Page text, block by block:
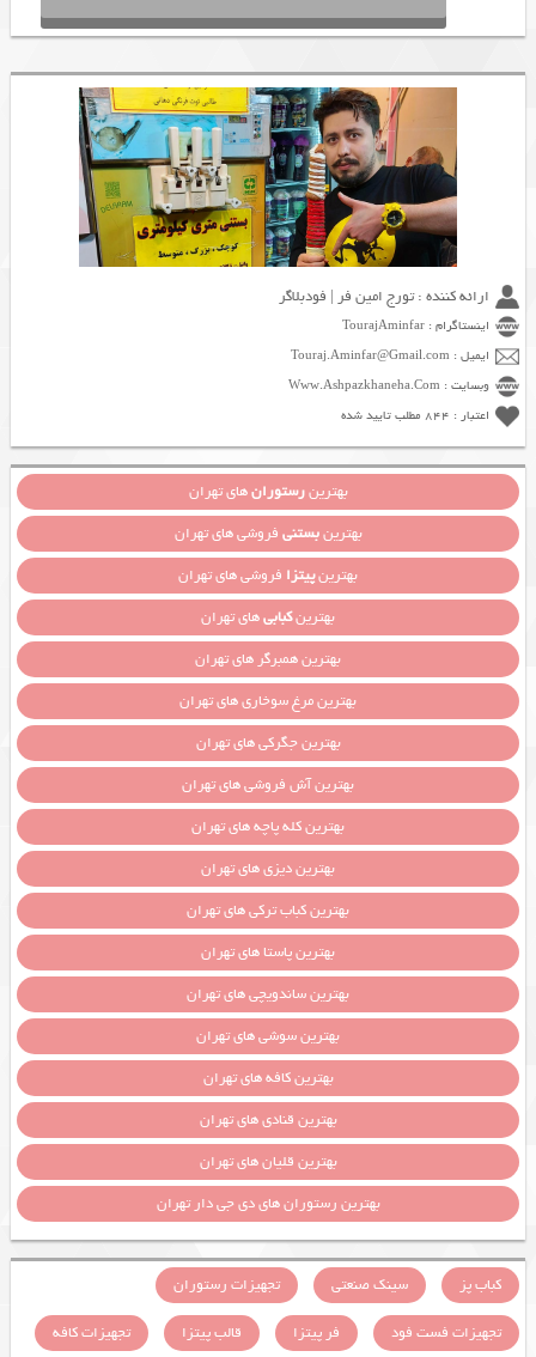
ارائه کننده : تورج امین فر | فودبلاگر
اینستاگرام : TourajAminfar
ایمیل : Touraj.Aminfar@Gmail.com
وبسایت : Www.Ashpazkhaneha.Com
اعتبار : 844 مطلب تایید شده
بهترینرستورانهای تهران
بهترینبستنی فروشی های تهران
بهترینپیتزا فروشی های تهران
بهترینکبابیهای تهران
بهترین همبرگر های تهران
بهترین مرغ سوخاری های تهران
بهترین جگرکی های تهران
بهترین آش فروشی های تهران
بهترین کله پاچه های تهران
بهترین دیزی های تهران
بهترین کباب ترکی های تهران
بهترین پاستا های تهران
بهترین ساندویچی های تهران
بهترین سوشی های تهران
بهترین کافه های تهران
بهترین قنادی های تهران
بهترین قلیان های تهران
بهترین رستوران های دی جی دار تهران
کباب پز سینک صنعتی
تجهیزات رستوران
تجهیزات فست فود
فر پیتزا قالب پیتزا
تجهیزات کافه